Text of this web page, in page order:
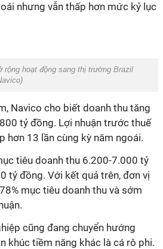
nhưng vẫn thấp hơn mức kỷ lục
rộng hoạt động sang thị trường Brazil
)
Navico cho biết doanh thu tăng
tỷ đồng. Lợi nhuận trước thuế
hơn 13 lần cùng kỳ năm ngoái.
tiêu doanh thu 6.200-7.000 tỷ
tỷ đồng. Với kết quả trên, đơn vị
mục tiêu doanh thu và sớm
cũng đang chuyển hướng
khúc tiềm năng khác là cá rô phi.